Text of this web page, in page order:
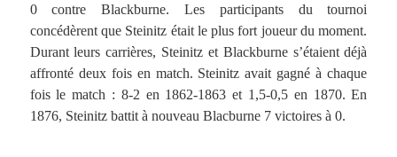
0 contre Blackburne. Les participants du tournoi
concédèrent que Steinitz était le plus fort joueur du moment.
Durant leurs carrières, Steinitz et Blackburne s’étaient déjà
affronté deux fois en match. Steinitz avait gagné à chaque
fois le match : 8-2 en 1862-1863 et 1,5-0,5 en 1870. En
1876, Steinitz battit à nouveau Blacburne 7 victoires à 0.